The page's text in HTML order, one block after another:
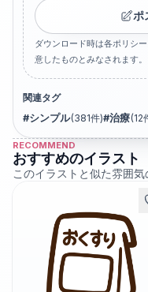
ポ
ダウンロード時は各ポリシー
意したものとみなされます。
関連タグ
#シンプル(381件)#治療(12
RECOMMEND
おすすめのイラスト
このイラストと似た雰囲気